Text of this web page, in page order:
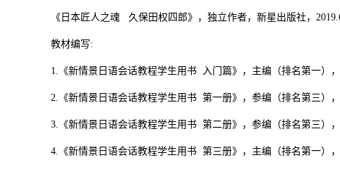
《日本匠人之魂 久保田权四郎》，独立作者，新星出版社，
教材编写:
1.《新情景日语会话教程学生用书 入门篇》，主编（排名第一）
2.《新情景日语会话教程学生用书 第一册》，参编（排名第三）
3.《新情景日语会话教程学生用书 第二册》，参编（排名第三）
4.《新情景日语会话教程学生用书 第三册》，主编（排名第一）